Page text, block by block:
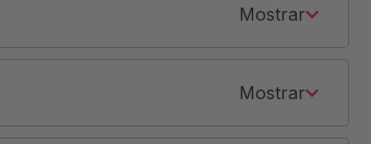
Mostrar
Mostrar